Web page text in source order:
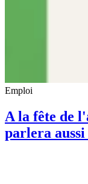
Emploi
A la fête de
parlera